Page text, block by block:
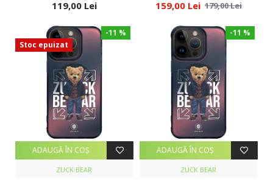
119,00 Lei 159,00 Lei 179,00 Lei
-11 %
Stoc epuizat
ZUCK BEAR
ADAUGĂ ÎN COŞ
-11 %
ZUCK BEAR
ADAUGĂ ÎN COŞ